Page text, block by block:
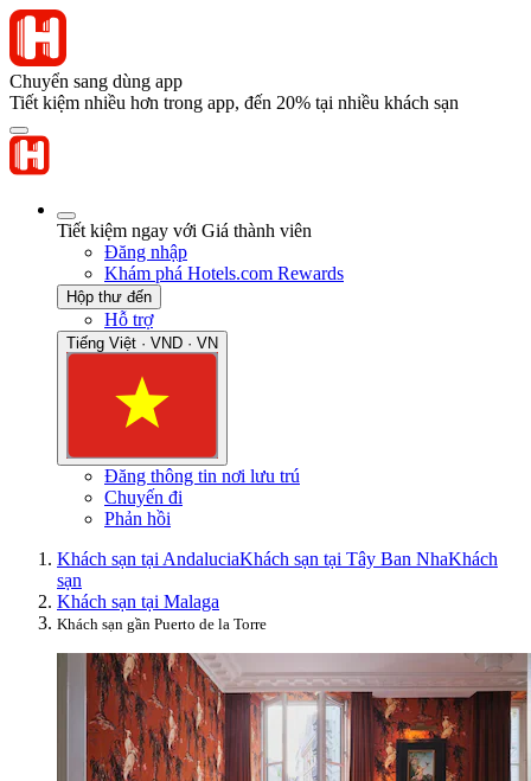
Chuyển sang dùng app
Tiết kiệm nhiều hơn trong app, đến 20% tại nhiều khách sạn
Tiết kiệm ngay với Giá thành viên
Đăng nhập
Khám phá Hotels.com Rewards
Hộp thư đến
Hỗ trợ
Tiếng Việt · VND · VN
Đăng thông tin nơi lưu trú
Chuyến đi
Phản hồi
Khách sạn tại AndaluciaKhách sạn tại Tây Ban NhaKhách
sạn
Khách sạn tại Malaga
Khách sạn gần Puerto de la Torre